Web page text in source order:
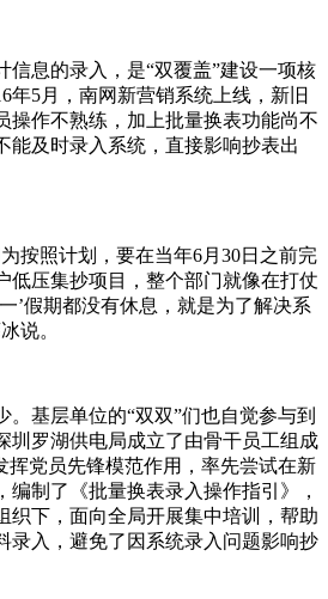
信息的录入，是“双覆盖”建设一项核
年5月，南网新营销系统上线，新旧
操作不熟练，加上批量换表功能尚不
能及时录入系统，直接影响抄表出
按照计划，要在当年6月30日之前完
低压集抄项目，整个部门就像在打仗
’假期都没有休息，就是为了解决系
说。
。基层单位的“双双”们也自觉参与到
圳罗湖供电局成立了由骨干员工组成
挥党员先锋模范作用，率先尝试在新
编制了《批量换表录入操作指引》，
织下，面向全局开展集中培训，帮助
录入，避免了因系统录入问题影响抄